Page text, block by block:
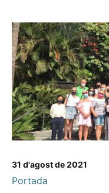
31 d'agost de 2021
Portada